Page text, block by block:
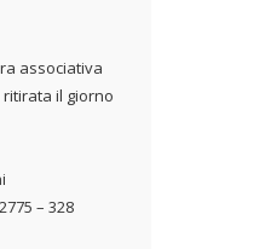
associativa
ritirata il giorno
– 328